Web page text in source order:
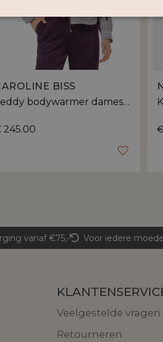
BISS
Teddy bodywarmer dames | gevoerd
245.00
vanaf €75,- Voor iedere
Veelgestelde vragen
Retourneren